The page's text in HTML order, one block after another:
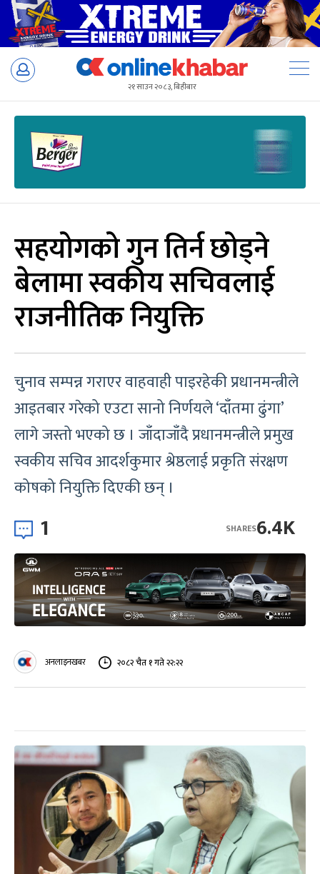
Skip
२१ साउन २०८३, बिहीबार
सहयोगको गुन तिर्न छोड्ने
बेलामा स्वकीय सचिवलाई
राजनीतिक नियुक्ति
चुनाव सम्पन्न गराएर वाहवाही पाइरहेकी प्रधानमन्त्रीले
आइतबार गरेको एउटा सानो निर्णयले ‘दाँतमा ढुंगा’
लागे जस्तो भएको छ । जाँदाजाँदै प्रधानमन्त्रीले प्रमुख
स्वकीय सचिव आदर्शकुमार श्रेष्ठलाई प्रकृति संरक्षण
कोषको नियुक्ति दिएकी छन् ।
1 6.4K
SHARES
अनलाइनखबर २०८२ चैत १ गते २२:२२